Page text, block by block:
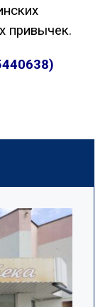
привычек.